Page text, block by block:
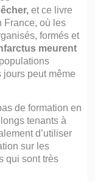
et ce livre
France, où les
formés et
meurent
peut même
de formation en
tenants à
d’utiliser
sur les
qui sont très